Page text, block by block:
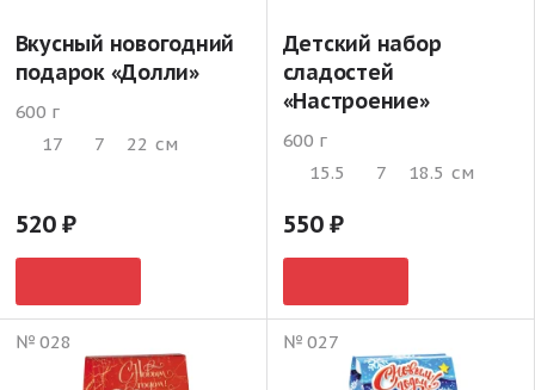
Вкусный новогодний
подарок «Долли»
600 г
17
7 22 см
520
Детский набор
сладостей
«Настроение»
600 г
15.5
7 18.5 см
550
№ 028 № 027